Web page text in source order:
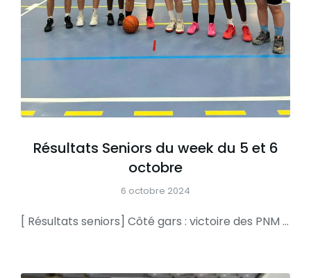
Résultats Seniors du week du 5 et 6
octobre
6 octobre 2024
[ Résultats seniors] Côté gars : victoire des PNM hier soir à Guelmeur avec une performance XL de Baptiste (37 pts) et victoire des Pré-région de Fabien ce matin à Brisset face à l’armada de Theix … Quel match Très belle entame de saison pour nos 2 équipes Côté filles : défaite des NF3 face…